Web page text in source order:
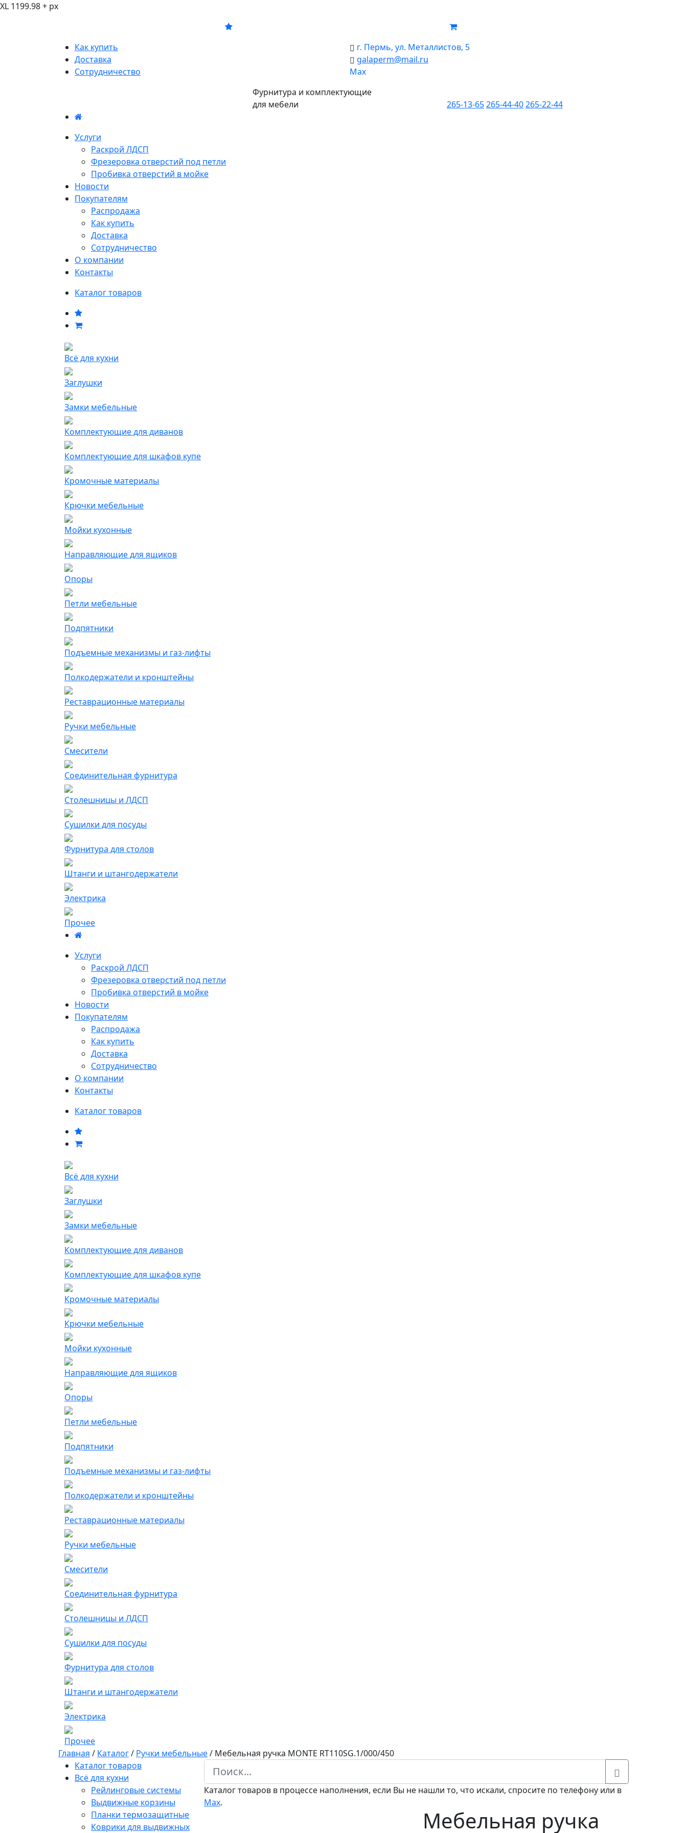
XL 1199.98 + px
Как купить
Доставка
Сотрудничество
г. Пермь, ул. Металлистов, 5
galaperm@mail.ru
Мах
Фурнитура и комплектующие
для мебели
265-13-65265-44-40265-22-44
Услуги
Раскрой ЛДСП
Фрезеровка отверстий под петли
Пробивка отверстий в мойке
Новости
Покупателям
Распродажа
Как купить
Доставка
Сотрудничество
О компании
Контакты
Каталог товаров
Всё для кухни
Заглушки
Замки мебельные
Комплектующие для диванов
Комплектующие для шкафов купе
Кромочные материалы
Крючки мебельные
Мойки кухонные
Направляющие для ящиков
Опоры
Петли мебельные
Подпятники
Подъемные механизмы и газ-лифты
Полкодержатели и кронштейны
Реставрационные материалы
Ручки мебельные
Смесители
Соединительная фурнитура
Столешницы и ЛДСП
Сушилки для посуды
Фурнитура для столов
Штанги и штангодержатели
Электрика
Прочее
Услуги
Раскрой ЛДСП
Фрезеровка отверстий под петли
Пробивка отверстий в мойке
Новости
Покупателям
Распродажа
Как купить
Доставка
Сотрудничество
О компании
Контакты
Каталог товаров
Всё для кухни
Заглушки
Замки мебельные
Комплектующие для диванов
Комплектующие для шкафов купе
Кромочные материалы
Крючки мебельные
Мойки кухонные
Направляющие для ящиков
Опоры
Петли мебельные
Подпятники
Подъемные механизмы и газ-лифты
Полкодержатели и кронштейны
Реставрационные материалы
Ручки мебельные
Смесители
Соединительная фурнитура
Столешницы и ЛДСП
Сушилки для посуды
Фурнитура для столов
Штанги и штангодержатели
Электрика
Прочее
Главная / Каталог/ Ручки мебельные/ Мебельная ручка MONTE RT110SG.1/000/450
Каталог товаров
Всё для кухни
Рейлинговые системы
Выдвижные корзины
Планки термозащитные
Коврики для выдвижных
Каталог товаров в процессе наполнения, если Вы не нашли то, что искали, спросите по телефону или в
Мах.
Мебельная ручка